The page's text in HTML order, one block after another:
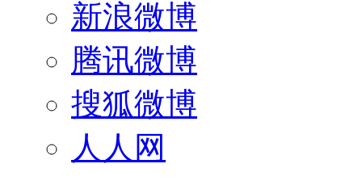
新浪微博
腾讯微博
搜狐微博
人人网